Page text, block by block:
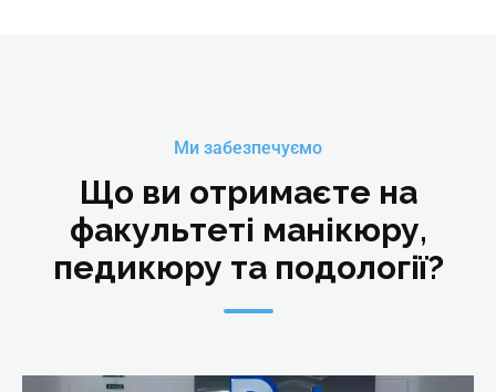
Ми забезпечуємо
Що ви отримаєте на
факультеті манікюру,
педикюру та подології?